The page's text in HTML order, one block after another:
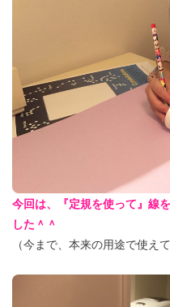
今回は、『定規を使って』線
した＾＾
（今まで、本来の用途で使え